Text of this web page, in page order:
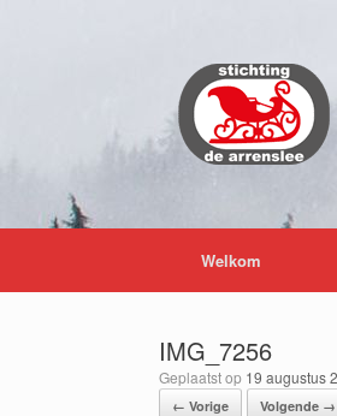
Welkom
IMG_7256
Geplaatst op 19 augustus
← Vorige Volgende →